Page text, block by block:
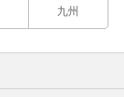
九州